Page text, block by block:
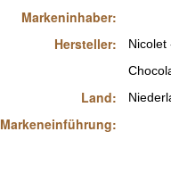
Markeninhaber:
Hersteller:
Land:
Markeneinführung:
Nicolet